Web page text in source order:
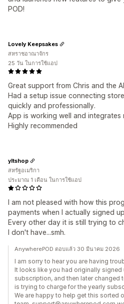
POD!
Great support from Chris and the
Had a setup issue connecting
quickly and professionally.
App is working well and integrates
Highly recommended
Lovely Keepsakes
สหราชอาณาจักร
25 วัน ในการใช้แอป
I am not pleased with how this
payments when I actually signed
Every other day it is still trying to
I don't have...smh.
yltshop
สหรัฐอเมริกา
ประมาณ 1 เดือน ในการใช้แอป
AnywherePOD ตอบแล้ว 30 มีนาคม 2026
I am sorry to hear you are having
It looks like you had originally
subscription, and then later changed
is trying to charge for the yearly
We are happy to help get this sorted